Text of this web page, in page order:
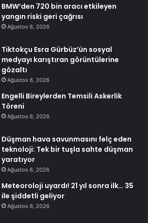
BMW’den 720 bin aracı etkileyen
yangın riski geri çağrısı
Ağustos 6, 2026
Tiktokçu Esra Gürbüz’ün sosyal
medyayı karıştıran görüntülerine
gözaltı
Ağustos 6, 2026
Engelli Bireylerden Temsili Askerlik
Töreni
Ağustos 6, 2026
Düşman hava savunmasını felç eden
teknoloji: Tek bir tuşla sahte düşman
yaratıyor
Ağustos 6, 2026
Meteoroloji uyardı! 21 yıl sonra ilk… 35
ile şiddetli geliyor
Ağustos 6, 2026